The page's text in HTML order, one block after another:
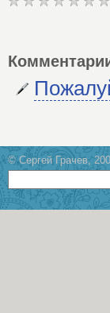
© Сергей Грачев,